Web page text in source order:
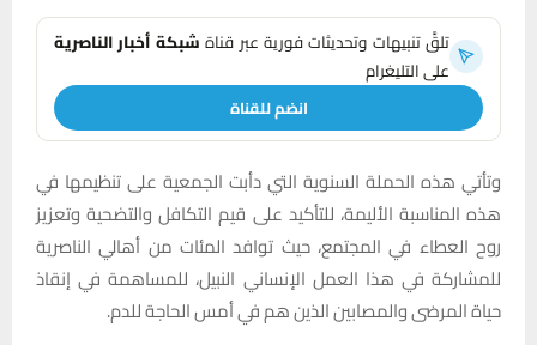
تلقَّ تنبيهات وتحديثات فورية عبر قناةشبكة أخبار الناصرية
على التليغرام
انضم للقناة
وتأتي هذه الحملة السنوية التي دأبت الجمعية على تنظيمها في
هذه المناسبة الأليمة، للتأكيد على قيم التكافل والتضحية وتعزيز
روح العطاء في المجتمع، حيث توافد المئات من أهالي الناصرية
للمشاركة في هذا العمل الإنساني النبيل، للمساهمة في إنقاذ
حياة المرضى والمصابين الذين هم في أمس الحاجة للدم.